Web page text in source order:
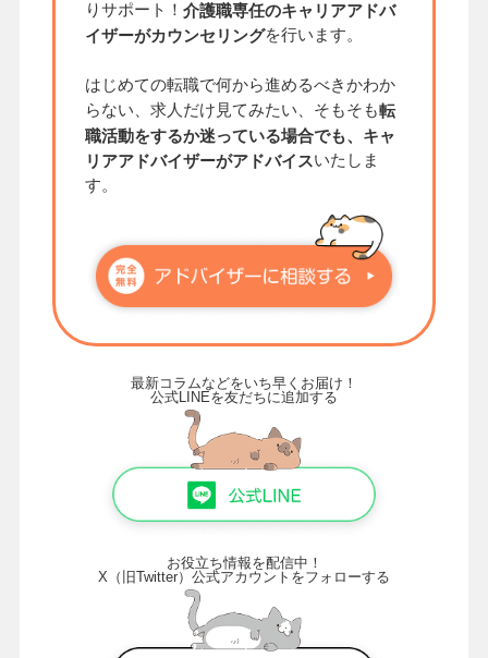
りサポート！ 介護職専任のキャリアアドバ
イザーがカウンセリングを行います。
はじめての転職で何から進めるべきかわか
らない、求人だけ見てみたい、そもそも転
職活動をするか迷っている場合でも、キャ
リアアドバイザーがアドバイスいたしま
す。
最新コラムなどをいち早くお届け！
公式LINEを友だちに追加する
お役立ち情報を配信中！
X（旧Twitter）公式アカウントをフォローする